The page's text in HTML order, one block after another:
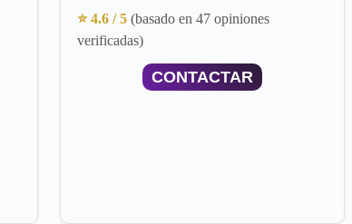
⭐ 4.6 / 5 (basado en 47 opiniones
verificadas)
CONTACTAR